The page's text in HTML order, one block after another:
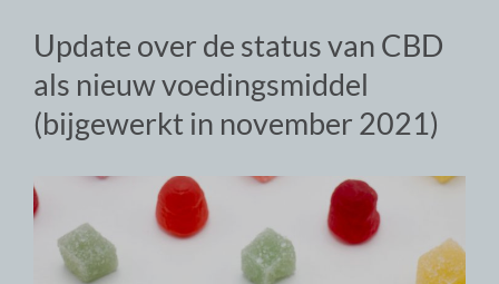
Update over de status van CBD
als nieuw voedingsmiddel
(bijgewerkt in november 2021)